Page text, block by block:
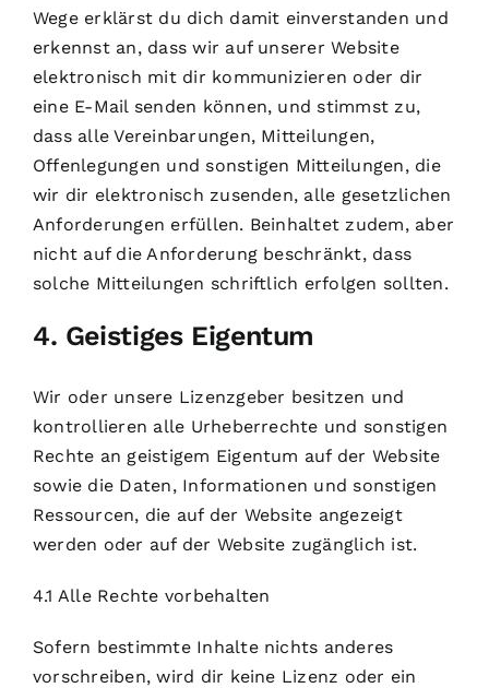
Wege erklärst du dich damit einverstanden und
erkennst an, dass wir auf unserer Website
elektronisch mit dir kommunizieren oder dir
eine E-Mail senden können, und stimmst zu,
dass alle Vereinbarungen, Mitteilungen,
Offenlegungen und sonstigen Mitteilungen, die
wir dir elektronisch zusenden, alle gesetzlichen
Anforderungen erfüllen. Beinhaltet zudem, aber
nicht auf die Anforderung beschränkt, dass
solche Mitteilungen schriftlich erfolgen sollten.
4. Geistiges Eigentum
Wir oder unsere Lizenzgeber besitzen und
kontrollieren alle Urheberrechte und sonstigen
Rechte an geistigem Eigentum auf der Website
sowie die Daten, Informationen und sonstigen
Ressourcen, die auf der Website angezeigt
werden oder auf der Website zugänglich ist.
4.1 Alle Rechte vorbehalten
Sofern bestimmte Inhalte nichts anderes
vorschreiben, wird dir keine Lizenz oder ein